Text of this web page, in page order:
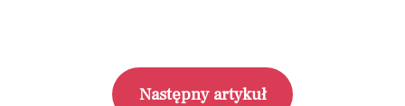
Następny artykuł